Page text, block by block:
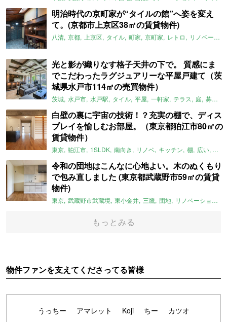
明治時代の京町家が“タイルの館”へ姿を変え
て。(京都市上京区38㎡の賃貸物件)
八清 京都 上京区 タイル 町家 京町家 レトロ リノベーション
光と影が織りなす格子天井の下で。 質感にま
でこだわったラグジュアリーな平屋戸建て（茨
城県水戸市114㎡の売買物件）
茨城 水戸市 水戸駅 タイル 平屋 一軒家 テラス 庭 募集中
白壁の裏に宇宙の技術！？充実の棚で、ディス
プレイを愉しむお部屋。（東京都狛江市80㎡の
賃貸物件）
東京 狛江市 1SLDK 南向き リノベ キッチン 棚 広い ガイ
令和の団地はこんなに心地よい。木のぬくもり
で包み直しました (東京都武蔵野市59㎡の賃貸
物件)
東京 武蔵野市武蔵境 東小金井 三鷹 団地 リノベーション
もっとみる
物件ファンを支えてくださってる皆様
うっちー アマレット Koji ちー
カツオ